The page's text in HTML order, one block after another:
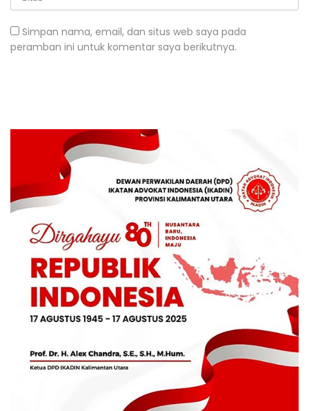
Simpan nama, email, dan situs web saya pada
peramban ini untuk komentar saya berikutnya.